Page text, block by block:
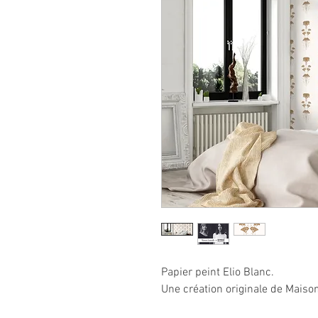
Papier peint Elio Blanc.
Une création originale de